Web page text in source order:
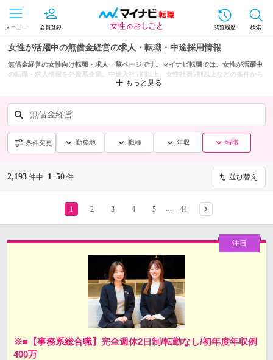
メニュー 会員登録 閲覧履歴 検索
女性が活躍中の無借金経営の求人・転職・中途採用情報
無借金経営の女性向け転職・求人一覧ページです。マイナビ転職では、女性が活躍中
の転職・求人情報を外資系企業、中途入社5割以上、女性社員5割以上などの条件から
もっと見る
無借金経営
条件変更 勤務地 職種 年収 特徴
2,193 件中 1 -50 件 並び替え
1 2 3 4 5 44
※■【事務系総合職】完全週休2日制/転勤なし/初年度年収例
400万